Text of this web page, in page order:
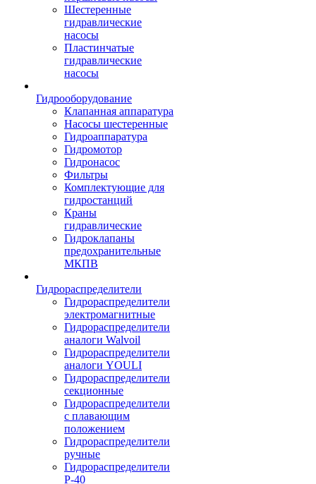
Шестеренные
гидравлические
насосы
Пластинчатые
гидравлические
насосы
Гидрооборудование
Клапанная аппаратура
Насосы шестеренные
Гидроаппаратура
Гидромотор
Гидронасос
Фильтры
Комплектующие для
гидростанций
Краны
гидравлические
Гидроклапаны
предохранительные
МКПВ
Гидрораспределители
Гидрораспределители
электромагнитные
Гидрораспределители
аналоги Walvoil
Гидрораспределители
аналоги YOULI
Гидрораспределители
секционные
Гидрораспределители
с плавающим
положением
Гидрораспределители
ручные
Гидрораспределители
Р-40